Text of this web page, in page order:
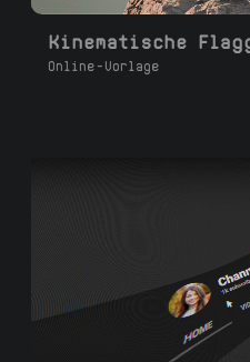
Online-Vorlage